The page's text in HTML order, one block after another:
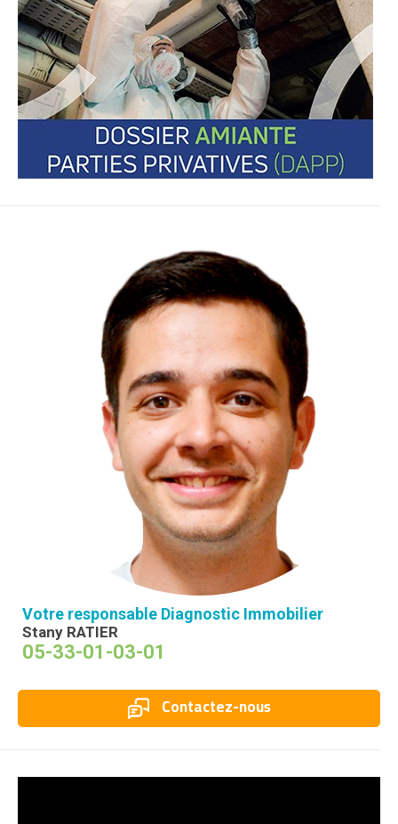
Votre responsable Diagnostic Immobilier
Stany RATIER
05-33-01-03-01
Contactez-nous